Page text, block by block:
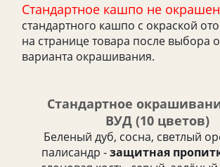
Стандартное кашпо не
стандартного кашпо с окраской
на странице товара после выбора
варианта окрашивания.
Стандартное
ВУД (10 цветов)
Беленый дуб, сосна, светлый
палисандр -защитная